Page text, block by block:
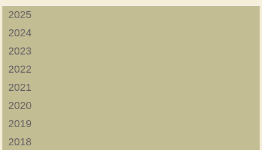
2025
2024
2023
2022
2021
2020
2019
2018